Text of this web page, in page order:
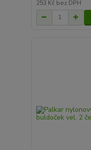
253 Kč bez DPH